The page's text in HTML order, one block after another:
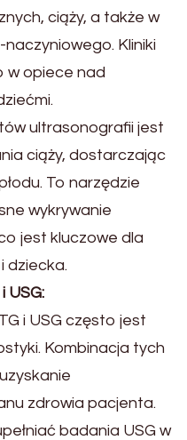
ciąży, a także w
Kliniki
w opiece nad
ultrasonografii jest
ciąży, dostarczając
To narzędzie
wykrywanie
jest kluczowe dla
dziecka.
USG:
i USG często jest
Kombinacja tych
zdrowia pacjenta.
badania USG w